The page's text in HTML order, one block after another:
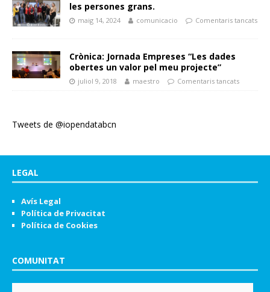
les persones grans.
maig 14, 2024 comunicacio Comentaris tancats
Crònica: Jornada Empreses “Les dades
obertes un valor pel meu projecte”
juliol 9, 2018 maestro Comentaris tancats
Tweets de @iopendatabcn
LEGAL
Avís Legal
Política de Privacitat
Política de Cookies
COMUNITAT